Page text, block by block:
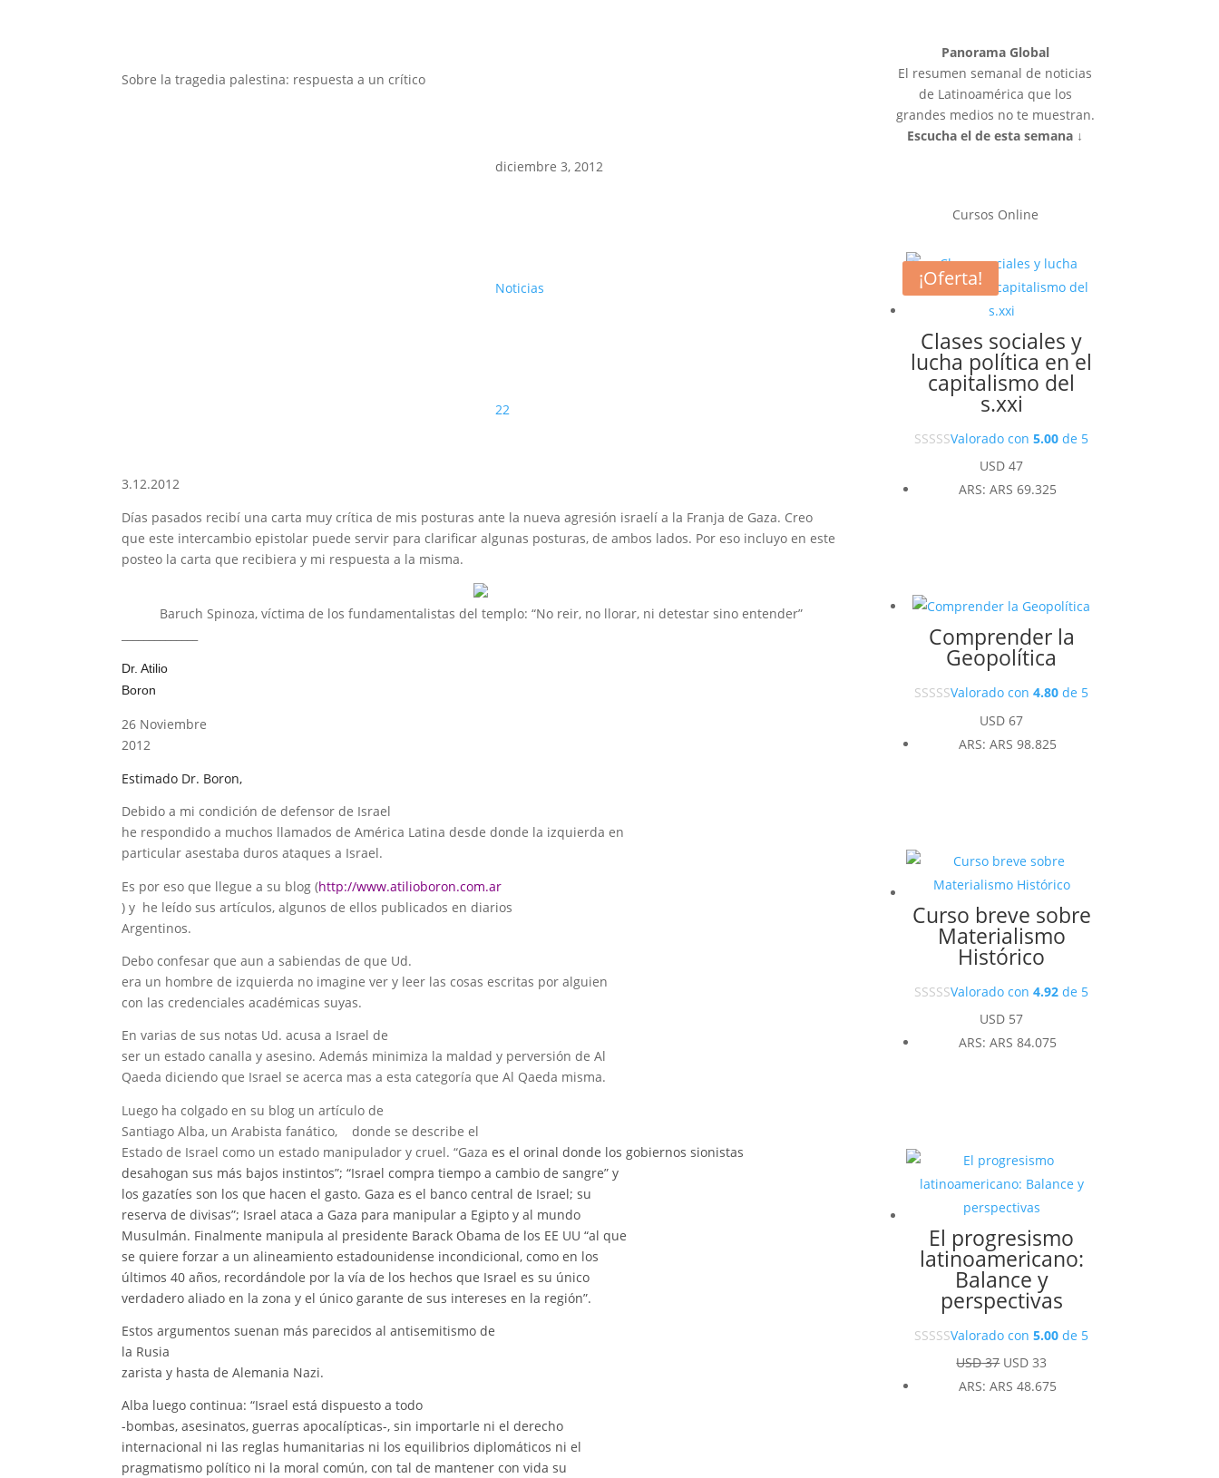
Sobre la tragedia palestina: respuesta a un crítico
diciembre 3, 2012
Noticias
22
3.12.2012
Días pasados recibí una carta muy crítica de mis posturas ante la nueva agresión israelí a la Franja de Gaza. Creo
que este intercambio epistolar puede servir para clarificar algunas posturas, de ambos lados. Por eso incluyo en este
posteo la carta que recibiera y mi respuesta a la misma.
Baruch Spinoza, víctima de los fundamentalistas del templo: “No reir, no llorar, ni detestar sino entender”
Dr. Atilio
Boron
26 Noviembre
2012
Estimado Dr. Boron,
Debido a mi condición de defensor de Israel
he respondido a muchos llamados de América Latina desde donde la izquierda en
particular asestaba duros ataques a Israel.
Es por eso que llegue a su blog (http://www.atilioboron.com.ar
) y he leído sus artículos, algunos de ellos publicados en diarios
Argentinos.
Debo confesar que aun a sabiendas de que Ud.
era un hombre de izquierda no imagine ver y leer las cosas escritas por alguien
con las credenciales académicas suyas.
En varias de sus notas Ud. acusa a Israel de
ser un estado canalla y asesino. Además minimiza la maldad y perversión de Al
Qaeda diciendo que Israel se acerca mas a esta categoría que Al Qaeda misma.
Luego ha colgado en su blog un artículo de
Santiago Alba, un Arabista fanático, donde se describe el
Estado de Israel como un estado manipulador y cruel. “Gazaes el orinal donde los gobiernos sionistas
desahogan sus más bajos instintos”; “Israel compra tiempo a cambio de sangre” y
los gazatíes son los que hacen el gasto. Gaza es el banco central de Israel; su
reserva de divisas”; Israel ataca a Gaza para manipular a Egipto y al mundo
Musulmán. Finalmente manipula al presidente Barack Obama de los EE UU “al que
se quiere forzar a un alineamiento estadounidense incondicional, como en los
últimos 40 años, recordándole por la vía de los hechos que Israel es su único
verdadero aliado en la zona y el único garante de sus intereses en la región”.
Estos argumentos suenan más parecidos al antisemitismo de
la Rusia
zarista y hasta de Alemania Nazi.
Alba luego continua: “Israel está dispuesto a todo
-bombas, asesinatos, guerras apocalípticas-, sin importarle ni el derecho
internacional ni las reglas humanitarias ni los equilibrios diplomáticos ni el
pragmatismo político ni la moral común, con tal de mantener con vida su
Panorama Global
El resumen semanal de noticias
de Latinoamérica que los
grandes medios no te muestran.
Escucha el de esta semana ↓
Cursos Online
Clases sociales y
lucha política en el
capitalismo del
s.xxi
Valorado con5.00 de 5
USD 47
ARS:ARS 69.325
Comprender la
Geopolítica
Valorado con4.80 de 5
USD 67
ARS:ARS 98.825
Curso breve sobre
Materialismo
Histórico
Valorado con4.92 de 5
USD 57
ARS:ARS 84.075
¡Oferta!
El progresismo
latinoamericano:
Balance y
perspectivas
Valorado con5.00 de 5
USD37 El
precio
USD 33
precio
ARS:ARS 48.675